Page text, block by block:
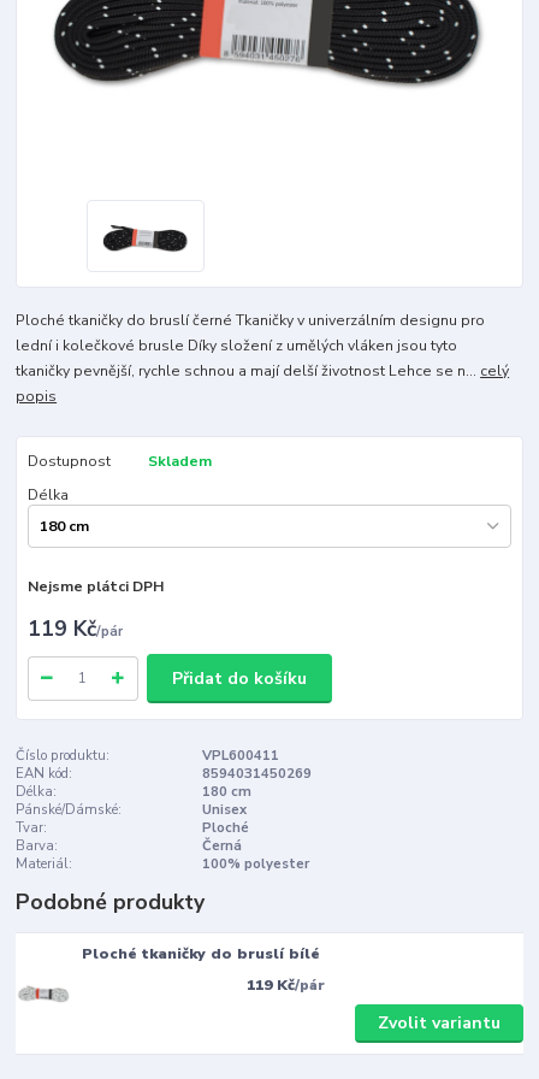
Ploché tkaničky do bruslí černé Tkaničky v univerzálním designu pro
lední i kolečkové brusle Díky složení z umělých vláken jsou tyto
tkaničky pevnější, rychle schnou a mají delší životnost Lehce se n... celý
popis
Dostupnost
Skladem
Délka
Nejsme plátci DPH
119 Kč/pár
Přidat do košíku
Číslo produktu:
VPL600411
EAN kód:
8594031450269
Délka:
180 cm
Pánské/Dámské:
Unisex
Tvar:
Ploché
Barva:
Černá
Materiál:
100% polyester
Podobné produkty
Ploché tkaničky do bruslí bílé
119 Kč/pár
Zvolit variantu